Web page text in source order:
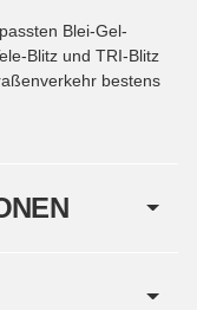
Blei-Gel-
Blitz und TRI-Blitz
bestens